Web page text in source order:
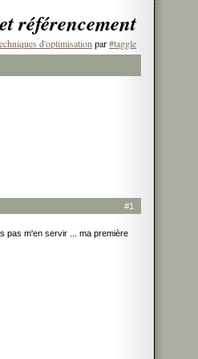
référencement
d'optimisation par#taggle
#1
pas m'en servir ... ma première